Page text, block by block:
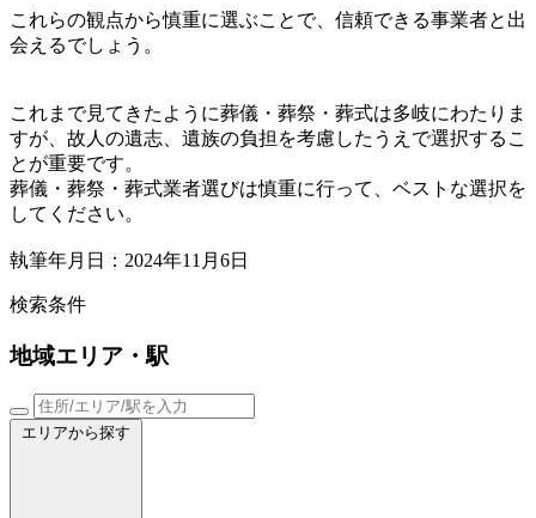
これらの観点から慎重に選ぶことで、信頼できる事業者と出
会えるでしょう。
これまで見てきたように葬儀・葬祭・葬式は多岐にわたりま
すが、故人の遺志、遺族の負担を考慮したうえで選択するこ
とが重要です。
葬儀・葬祭・葬式業者選びは慎重に行って、ベストな選択を
してください。
執筆年月日：2024年11月6日
検索条件
地域エリア・駅
エリアから探す